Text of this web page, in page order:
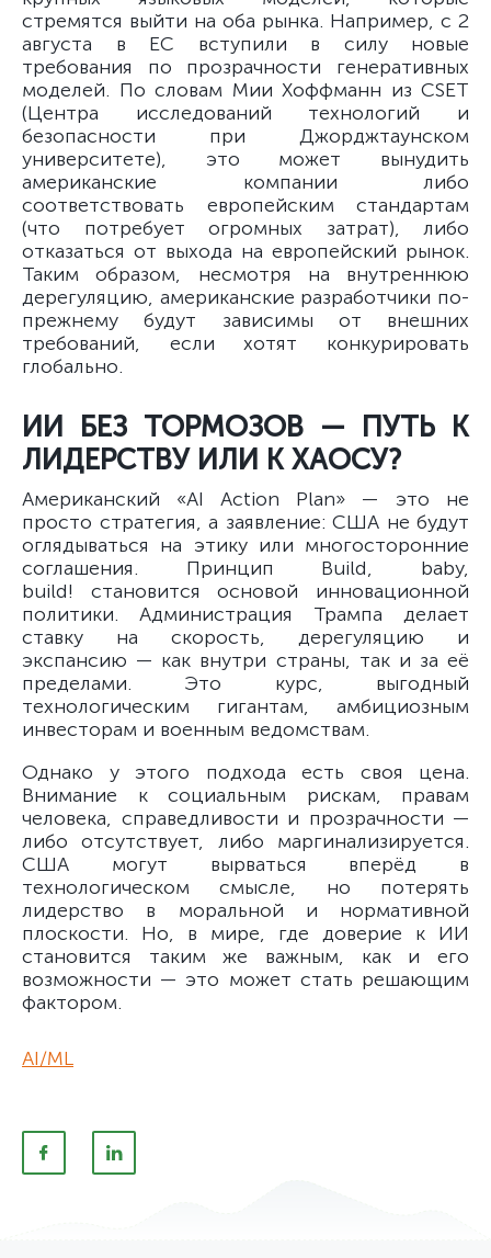
стремятся выйти на оба рынка. Например, с 2
августа в ЕС вступили в силу новые
требования по прозрачности генеративных
моделей. По словам Мии Хоффманн из CSET
(Центра исследований технологий и
безопасности при Джорджтаунском
университете), это может вынудить
американские компании либо
соответствовать европейским стандартам
(что потребует огромных затрат), либо
отказаться от выхода на европейский рынок.
Таким образом, несмотря на внутреннюю
дерегуляцию, американские разработчики по-
прежнему будут зависимы от внешних
требований, если хотят конкурировать
глобально.
ИИ БЕЗ ТОРМОЗОВ — ПУТЬ К
ЛИДЕРСТВУ ИЛИ К ХАОСУ?
Американский «AI Action Plan» — это не
просто стратегия, а заявление: США не будут
оглядываться на этику или многосторонние
соглашения. Принцип Build, baby,
build! становится основой инновационной
политики. Администрация Трампа делает
ставку на скорость, дерегуляцию и
экспансию — как внутри страны, так и за её
пределами. Это курс, выгодный
технологическим гигантам, амбициозным
инвесторам и военным ведомствам.
Однако у этого подхода есть своя цена.
Внимание к социальным рискам, правам
человека, справедливости и прозрачности —
либо отсутствует, либо маргинализируется.
США могут вырваться вперёд в
технологическом смысле, но потерять
лидерство в моральной и нормативной
плоскости. Но, в мире, где доверие к ИИ
становится таким же важным, как и его
возможности — это может стать решающим
фактором.
AI/ML